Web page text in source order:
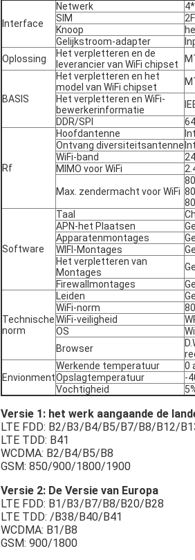
Interface
Netwerk
SIM
Knoop
Gelijkstroom-adapter
Oplossing
Het verpletteren en de
leverancier van WiFi chipset
BASIS
Het verpletteren en het
model van WiFi chipset
Het verpletteren en WiFi-
bewerkerinformatie
DDR/SPI
Rf
Hoofdantenne
Ontvang diversiteitsantenne
WiFi-band
MIMO voor WiFi
Max. zendermacht voor WiFi
Software
Taal
APN-het Plaatsen
Apparatenmontages
WIFI-Montages
Het verpletteren van
Montages
Firewallmontages
Technische
norm
Leiden
WiFi-norm
WiFi-veiligheid
OS
Browser
Envionment
Werkende temperatuur
0
Opslagtemperatuur
-
Vochtigheid
Versie 1: het werk aangaande de
LTE FDD: B2/B3/B4/B5/B7/B8/B12/
LTE TDD: B41
WCDMA: B2/B4/B5/B8
GSM: 850/900/1800/1900
Versie 2: De Versie van Europa
LTE FDD: B1/B3/B7/B8/B20/B28
LTE TDD: /B38/B40/B41
WCDMA: B1/B8
GSM: 900/1800